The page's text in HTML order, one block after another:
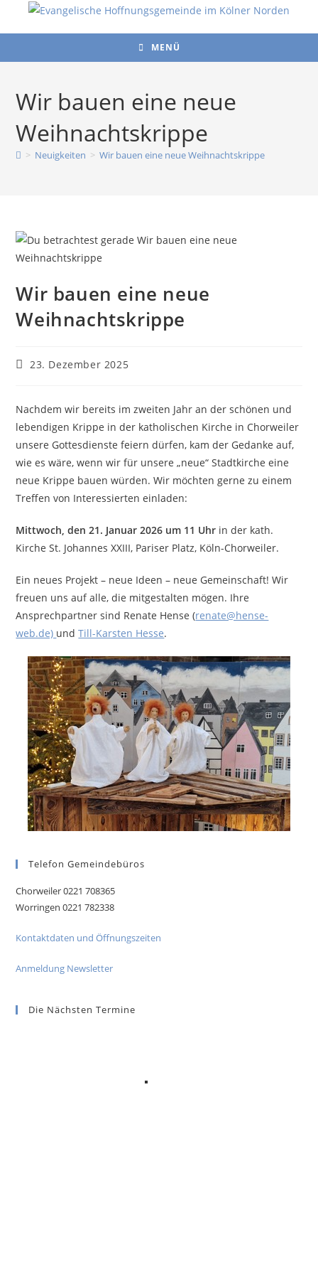
MENÜ
Wir bauen eine neue
Weihnachtskrippe
> Neuigkeiten > Wir bauen eine neue Weihnachtskrippe
Wir bauen eine neue
Weihnachtskrippe
Beitrag
23. Dezember 2025
Nachdem wir bereits im zweiten Jahr an der schönen und
lebendigen Krippe in der katholischen Kirche in Chorweiler
unsere Gottesdienste feiern dürfen, kam der Gedanke auf,
wie es wäre, wenn wir für unsere „neue“ Stadtkirche eine
neue Krippe bauen würden. Wir möchten gerne zu einem
Treffen von Interessierten einladen:
Mittwoch, den 21. Januar 2026 um 11 Uhr in der kath.
Kirche St. Johannes XXIII, Pariser Platz, Köln-Chorweiler.
Ein neues Projekt – neue Ideen – neue Gemeinschaft! Wir
freuen uns auf alle, die mitgestalten mögen. Ihre
Ansprechpartner sind Renate Hense (renate@hense-
web.de) undTill-Karsten Hesse.
Telefon Gemeindebüros
Chorweiler 0221 708365
Worringen 0221 782338
Kontaktdaten und Öffnungszeiten
Anmeldung Newsletter
Die Nächsten Termine